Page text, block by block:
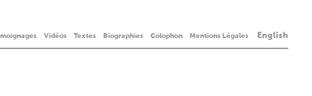
Vidéos Textes Biographies Colophon Mentions Légales English